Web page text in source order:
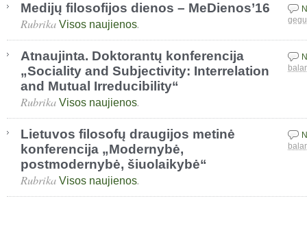
Medijų filosofijos dienos – MeDienos’16
Rubrika Visos naujienos.
Atnaujinta. Doktorantų konferencija
„Sociality and Subjectivity: Interrelation
and Mutual Irreducibility“
Rubrika Visos naujienos.
Lietuvos filosofų draugijos metinė
konferencija „Modernybė,
postmodernybė, šiuolaikybė“
Rubrika Visos naujienos.